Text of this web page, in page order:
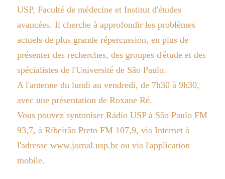
USP, Faculté de médecine et Institut d'études
avancées. Il cherche à approfondir les problèmes
actuels de plus grande répercussion, en plus de
présenter des recherches, des groupes d'étude et des
spécialistes de l'Université de São Paulo.
A l'antenne du lundi au vendredi, de 7h30 à 9h30,
avec une présentation de Roxane Ré.
Vous pouvez syntoniser Rádio USP à São Paulo FM
93,7, à Ribeirão Preto FM 107,9, via Internet à
l'adresse www.jornal.usp.br ou via l'application
mobile.